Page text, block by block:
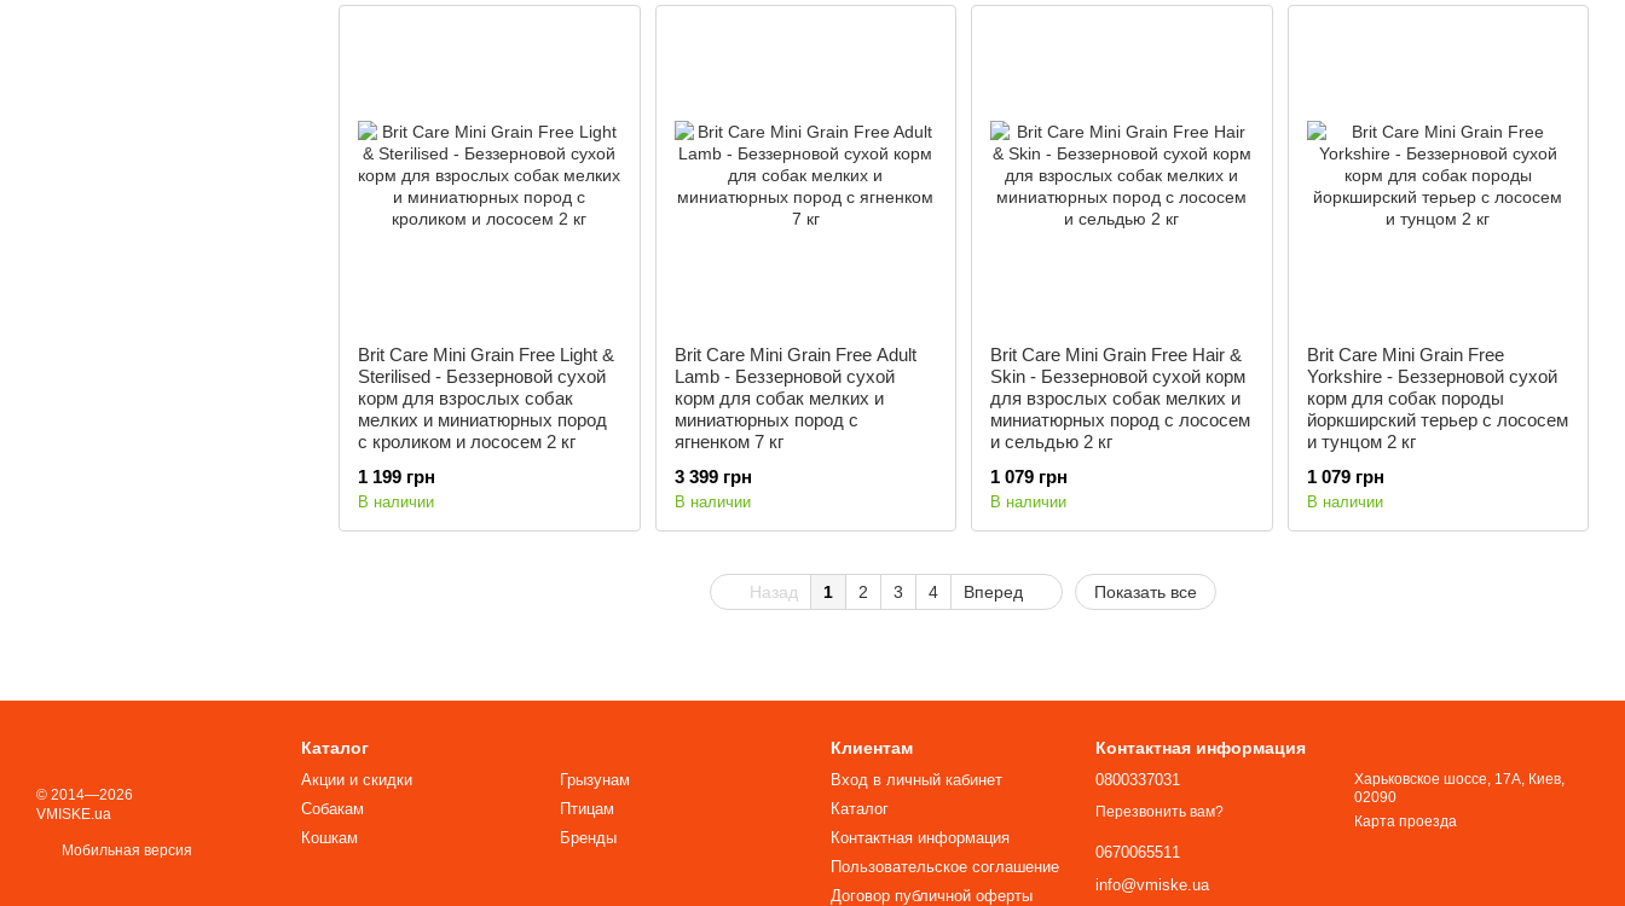
Brit Care Mini Grain Free Light &
Sterilised - Беззерновой сухой
корм для взрослых собак
мелких и миниатюрных пород
с кроликом и лососем 2 кг
1 199 грн
В наличии
Brit Care Mini Grain Free Adult
Lamb - Беззерновой сухой
корм для собак мелких и
миниатюрных пород с
ягненком 7 кг
3 399 грн
В наличии
Brit Care Mini Grain Free Hair &
Skin - Беззерновой сухой корм
для взрослых собак мелких и
миниатюрных пород с лососем
и сельдью 2 кг
1 079 грн
В наличии
Brit Care Mini Grain Free
Yorkshire - Беззерновой сухой
корм для собак породы
йоркширский терьер с лососем
и тунцом 2 кг
1 079 грн
В наличии
Назад 1 2 3 4 Вперед Показать все
© 2014—2026
VMISKE.ua
Мобильная версия
Каталог
Акции и скидки
Собакам
Кошкам
Грызунам
Птицам
Бренды
Клиентам
Вход в личный кабинет
Каталог
Контактная информация
Пользовательское соглашение
Договор публичной оферты
Контактная информация
0800337031
Перезвонить вам?
0670065511
info@vmiske.ua
Харьковское шоссе, 17А, Киев,
02090
Карта проезда